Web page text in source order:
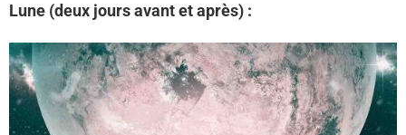
Lune (deux jours avant et après) :